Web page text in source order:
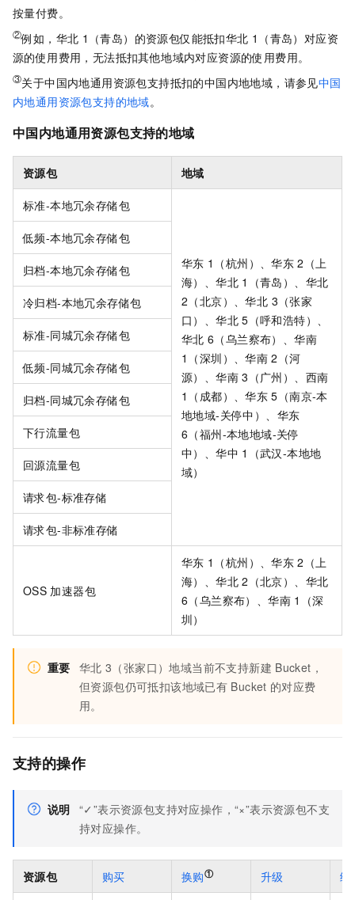
按量付费。
②例如，华北 1（青岛）的资源包仅能抵扣华北 1（青岛）对应资
源的使用费用，无法抵扣其他地域内对应资源的使用费用。
③关于中国内地通用资源包支持抵扣的中国内地地域，请参见中国
内地通用资源包支持的地域。
中国内地通用资源包支持的地域
资源包 地域
标准-本地冗余存储包
华东 1（杭州）、华东 2（上
海）、华北 1（青岛）、华北
2（北京）、华北 3（张家
口）、华北 5（呼和浩特）、
华北 6（乌兰察布）、华南
1（深圳）、华南 2（河
源）、华南 3（广州）、西南
1（成都）、华东 5（南京-本
地地域-关停中）、华东
6（福州-本地地域-关停
中）、华中 1（武汉-本地地
域）
低频-本地冗余存储包
归档-本地冗余存储包
冷归档-本地冗余存储包
标准-同城冗余存储包
低频-同城冗余存储包
归档-同城冗余存储包
下行流量包
回源流量包
请求包-标准存储
请求包-非标准存储
OSS 加速器包
华东 1（杭州）、华东 2（上
海）、华北 2（北京）、华北
6（乌兰察布）、华南 1（深
圳）
重要 华北 3（张家口）地域当前不支持新建 Bucket，
但资源包仍可抵扣该地域已有 Bucket 的对应费
用。
支持的操作
说明 “✓”表示资源包支持对应操作，“×”表示资源包不支
持对应操作。
资源包 购买 换购① 升级 续